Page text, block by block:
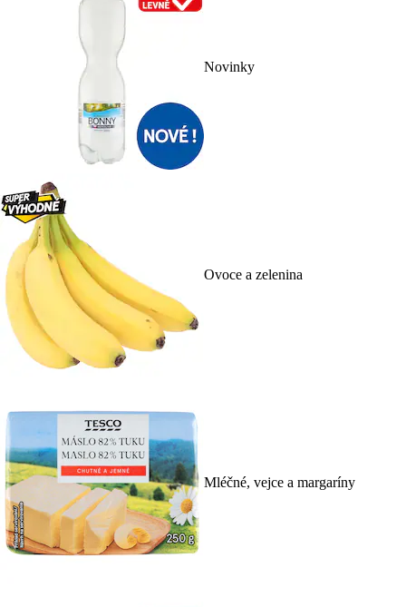
Novinky
Ovoce a zelenina
Mléčné, vejce a margaríny